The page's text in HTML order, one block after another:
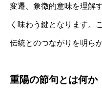
変遷、象徴的意味を理解
く味わう鍵となります。
伝統とのつながりを明ら
重陽の節句とは何か